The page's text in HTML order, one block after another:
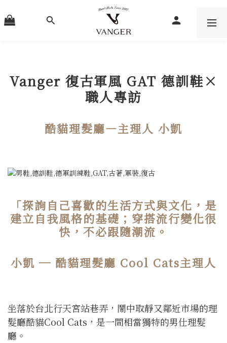
Vanger 復古軍風 GAT 德訓鞋×
職人專訪
酷貓理髮廳―主理人 小凱
「探詢自己喜歡的生活方式與文化，是
建立自我風格的基礎；穿搭流行變化很
快，不必跟隨潮流。
小凱 ─ 酷貓理髮廳 Cool Cats主理人
坐落於台北行天宮站巷弄，鬧中取靜又鄰近市場的理
髮廳酷貓Cool Cats，是一間相當獨特的男仕理髮
廳。